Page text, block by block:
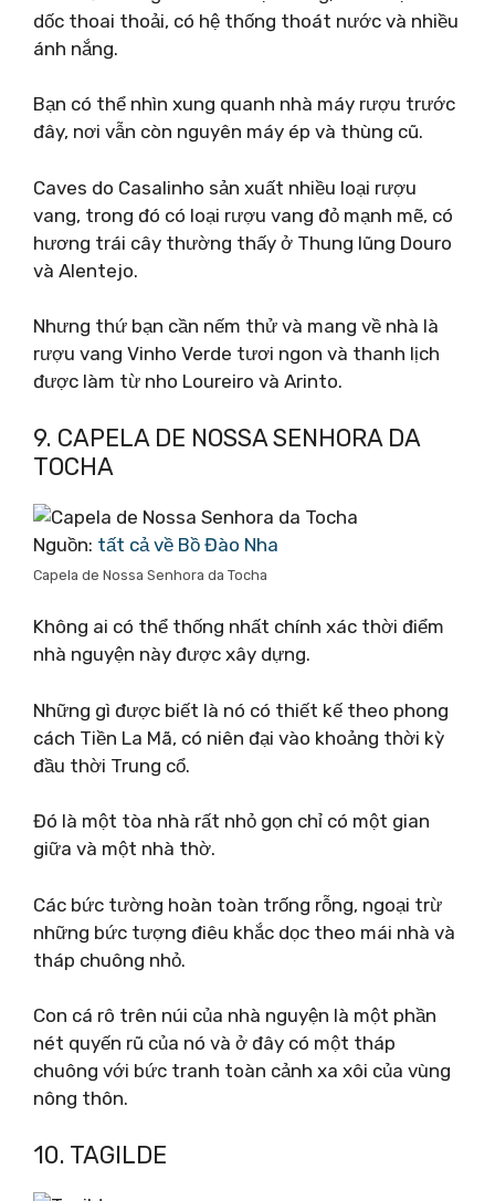
dốc thoai thoải, có hệ thống thoát nước và nhiều
ánh nắng.
Bạn có thể nhìn xung quanh nhà máy rượu trước
đây, nơi vẫn còn nguyên máy ép và thùng cũ.
Caves do Casalinho sản xuất nhiều loại rượu
vang, trong đó có loại rượu vang đỏ mạnh mẽ, có
hương trái cây thường thấy ở Thung lũng Douro
và Alentejo.
Nhưng thứ bạn cần nếm thử và mang về nhà là
rượu vang Vinho Verde tươi ngon và thanh lịch
được làm từ nho Loureiro và Arinto.
9. CAPELA DE NOSSA SENHORA DA
TOCHA
Nguồn: tất cả về Bồ Đào Nha
Capela de Nossa Senhora da Tocha
Không ai có thể thống nhất chính xác thời điểm
nhà nguyện này được xây dựng.
Những gì được biết là nó có thiết kế theo phong
cách Tiền La Mã, có niên đại vào khoảng thời kỳ
đầu thời Trung cổ.
Đó là một tòa nhà rất nhỏ gọn chỉ có một gian
giữa và một nhà thờ.
Các bức tường hoàn toàn trống rỗng, ngoại trừ
những bức tượng điêu khắc dọc theo mái nhà và
tháp chuông nhỏ.
Con cá rô trên núi của nhà nguyện là một phần
nét quyến rũ của nó và ở đây có một tháp
chuông với bức tranh toàn cảnh xa xôi của vùng
nông thôn.
10. TAGILDE